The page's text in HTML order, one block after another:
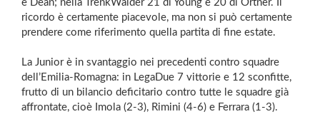
e Dean; nella TrenkWalder 21 di Young e 20 di Ortner. Il
ricordo è certamente piacevole, ma non si può certamente
prendere come riferimento quella partita di fine estate.
La Junior è in svantaggio nei precedenti contro squadre
dell’Emilia-Romagna: in LegaDue 7 vittorie e 12 sconfitte,
frutto di un bilancio deficitario contro tutte le squadre già
affrontate, cioè Imola (2-3), Rimini (4-6) e Ferrara (1-3).